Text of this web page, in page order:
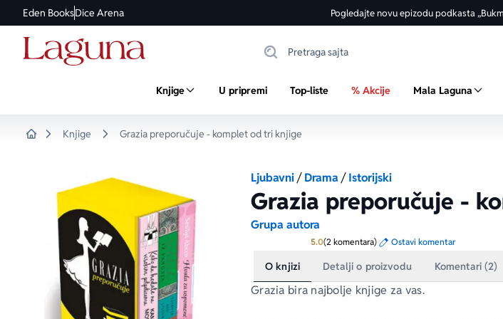
Eden BooksDice Arena Pogledajte novu epizodu podkasta
Knjige U pripremi Top-liste % Akcije Mala Laguna
Knjige Grazia preporučuje - komplet od tri knjige
Ljubavni/Drama/Istorijski
Grazia preporučuje -
Grupa autora
5.0Prosecna ocena je 5.0 od 5
(2 komentara) Ostavi komentar
O knjizi Detalji o proizvodu Komentari (2)
Grazia bira najbolje knjige za vas.